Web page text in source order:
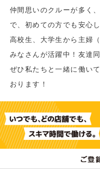
仲間思いのクルーが多く
で、初めての方でも安心
高校生、大学生から主婦
みなさんが活躍中！友達
ぜひ私たちと一緒に働い
おります！